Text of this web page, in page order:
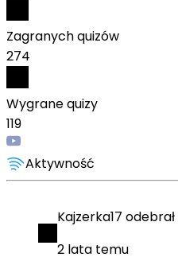
Zagranych quizów
274
Wygrane quizy
119
Aktywność
Kajzerka17 odebrał
2 lata temu